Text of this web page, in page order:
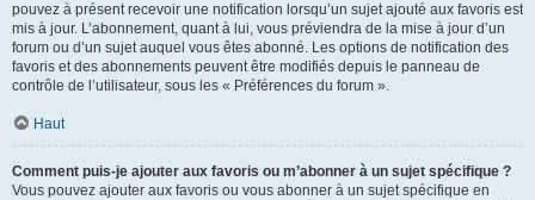
pouvez à présent recevoir une notification lorsqu’un sujet ajouté aux favoris est
mis à jour. L’abonnement, quant à lui, vous préviendra de la mise à jour d’un
forum ou d’un sujet auquel vous êtes abonné. Les options de notification des
favoris et des abonnements peuvent être modifiés depuis le panneau de
contrôle de l’utilisateur, sous les « Préférences du forum ».
Haut
Comment puis-je ajouter aux favoris ou m’abonner à un sujet spécifique ?
Vous pouvez ajouter aux favoris ou vous abonner à un sujet spécifique en